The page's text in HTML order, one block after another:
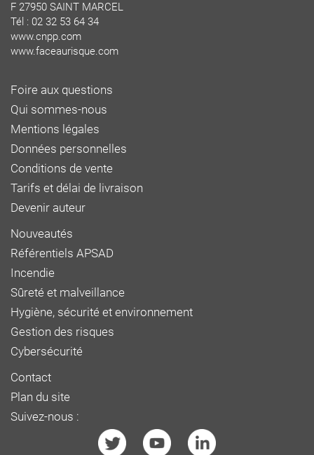
F 27950 SAINT MARCEL
Tél : 02 32 53 64 34
www.cnpp.com
www.faceaurisque.com
Foire aux questions
Qui sommes-nous
Mentions légales
Données personnelles
Conditions de vente
Tarifs et délai de livraison
Devenir auteur
Nouveautés
Référentiels APSAD
Incendie
Sûreté et malveillance
Hygiène, sécurité et environnement
Gestion des risques
Cybersécurité
Contact
Plan du site
Suivez-nous :